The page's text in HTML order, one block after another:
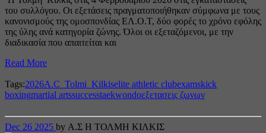
του συλλόγου. Οι εξετάσεις πραγματοποιήθηκαν σύμφωνα με τους
κανονισμούς της ομοσπονδίας ΕΛ.Ο.Τ, δύο φορές το χρόνο εφόλης
της ύλης ανά κατηγορία ζώνης. Όλοι οι εξεταζόμενοι, με την
διαδικασία που απαιτείται και
Read More
Tags:2026A.C_Tolmi_Kilkiselite athletic clubexamskick
boxingmartial artssuccesstaekwondoεξετασεις ζωνων
Dec 26 2025 by Α.Σ Η ΤΟΛΜΗ ΚΙΛΚΙΣ